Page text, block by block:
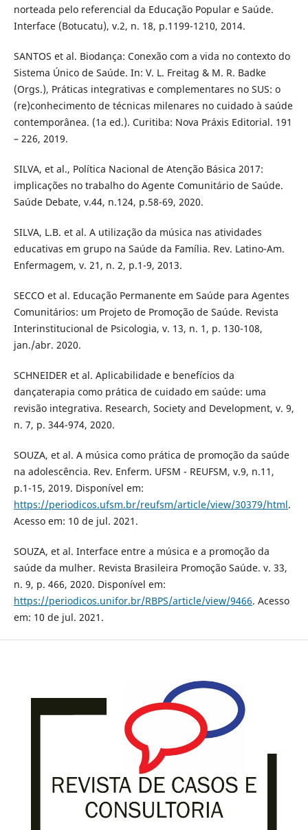
norteada pelo referencial da Educação Popular e Saúde.
Interface (Botucatu), v.2, n. 18, p.1199-1210, 2014.
SANTOS et al. Biodança: Conexão com a vida no contexto do
Sistema Único de Saúde. In: V. L. Freitag & M. R. Badke
(Orgs.), Práticas integrativas e complementares no SUS: o
(re)conhecimento de técnicas milenares no cuidado à saúde
contemporânea. (1a ed.). Curitiba: Nova Práxis Editorial. 191
– 226, 2019.
SILVA, et al., Política Nacional de Atenção Básica 2017:
implicações no trabalho do Agente Comunitário de Saúde.
Saúde Debate, v.44, n.124, p.58-69, 2020.
SILVA, L.B. et al. A utilização da música nas atividades
educativas em grupo na Saúde da Família. Rev. Latino-Am.
Enfermagem, v. 21, n. 2, p.1-9, 2013.
SECCO et al. Educação Permanente em Saúde para Agentes
Comunitários: um Projeto de Promoção de Saúde. Revista
Interinstitucional de Psicologia, v. 13, n. 1, p. 130-108,
jan./abr. 2020.
SCHNEIDER et al. Aplicabilidade e benefícios da
dançaterapia como prática de cuidado em saúde: uma
revisão integrativa. Research, Society and Development, v. 9,
n. 7, p. 344-974, 2020.
SOUZA, et al. A música como prática de promoção da saúde
na adolescência. Rev. Enferm. UFSM - REUFSM, v.9, n.11,
p.1-15, 2019. Disponível em:
https://periodicos.ufsm.br/reufsm/article/view/30379/html.
Acesso em: 10 de jul. 2021.
SOUZA, et al. Interface entre a música e a promoção da
saúde da mulher. Revista Brasileira Promoção Saúde. v. 33,
n. 9, p. 466, 2020. Disponível em:
https://periodicos.unifor.br/RBPS/article/view/9466. Acesso
em: 10 de jul. 2021.